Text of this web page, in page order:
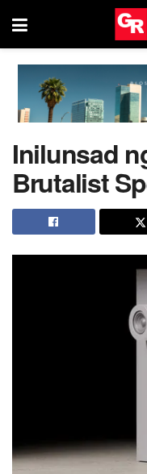
Inilunsad
Brutalist